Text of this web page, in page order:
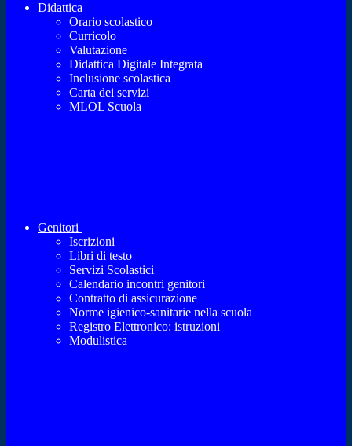
Didattica
Orario scolastico
Curricolo
Valutazione
Didattica Digitale Integrata
Inclusione scolastica
Carta dei servizi
MLOL Scuola
Genitori
Iscrizioni
Libri di testo
Servizi Scolastici
Calendario incontri genitori
Contratto di assicurazione
Norme igienico-sanitarie nella scuola
Registro Elettronico: istruzioni
Modulistica